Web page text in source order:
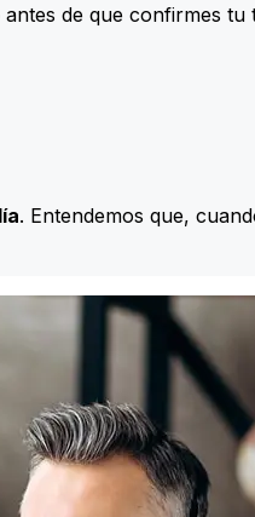
antes de que confirmes tu
. Entendemos que,